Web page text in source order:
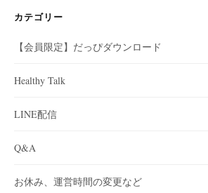
カテゴリー
【会員限定】だっぴダウンロード
Healthy Talk
LINE配信
Q&A
お休み、運営時間の変更など